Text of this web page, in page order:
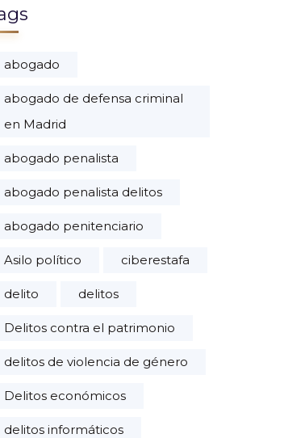
abogado
abogado de defensa criminal
en Madrid
abogado penalista
abogado penalista delitos
abogado penitenciario
Asilo político ciberestafa
delito delitos
Delitos contra el patrimonio
delitos de violencia de género
Delitos económicos
delitos informáticos